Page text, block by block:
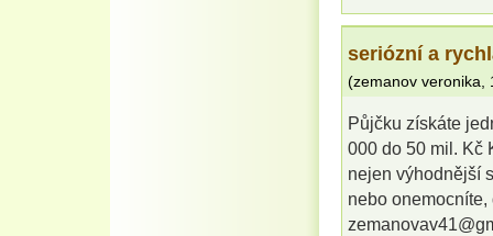
seriózní a
(zemanov veronika,
Půjčku získáte
000 do 50 mil. Kč
nejen výhodnější
nebo